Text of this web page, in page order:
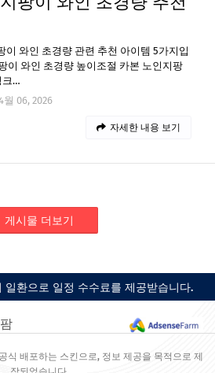
이 와인 초경량 관련 추천 아이템 5가지입
이 와인 초경량 높이조절 카본 노인지팡
크…
월 06, 2026
자세한 내용 보기
게시물 더보기
환으로 일정 수수료를 제공받습니다.
배포하는 스킨으로, 정보 제공을 목적으로 제